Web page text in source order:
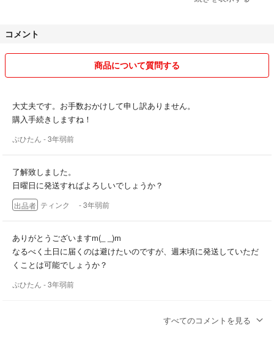
#ロペピクニック
#発表会
気持ちの良いお取引よろしくお願いします。
コメント
商品について質問する
大丈夫です。お手数おかけして申し訳ありません。
購入手続きしますね！
ぷひたん - 3年弱前
了解致しました。
日曜日に発送すればよろしいでしょうか？
出品者 ティンク - 3年弱前
ありがとうございますm(_ _)m
なるべく土日に届くのは避けたいのですが、週末頃に発送していただ
くことは可能でしょうか？
ぷひたん - 3年弱前
すべてのコメントを見る